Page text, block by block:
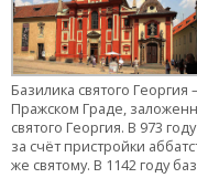
Базилика святого
Пражском Граде,
святого Георгия. В 973
за счёт пристройки
же святому. В 1142 году